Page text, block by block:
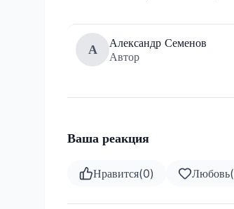
А
Александр Семенов
Автор
Ваша реакция
Нравится(0) Любовь(